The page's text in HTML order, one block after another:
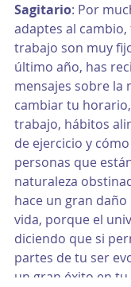
Sagitario: Por
adaptes al
trabajo son muy
último año, has
mensajes sobre la
cambiar tu
trabajo, hábitos
de ejercicio y
personas que
naturaleza
hace un gran daño
vida, porque el
diciendo que si
partes de tu ser
un gran éxito en